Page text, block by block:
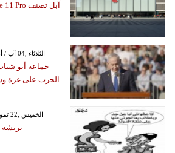
GMT 20:56 2026 الثلاثاء ,04 آب / أغسطس
جماعة أبو
الحرب على غزة
GMT 13:43 2021 الخميس ,22 تموز / يوليو
بريشة